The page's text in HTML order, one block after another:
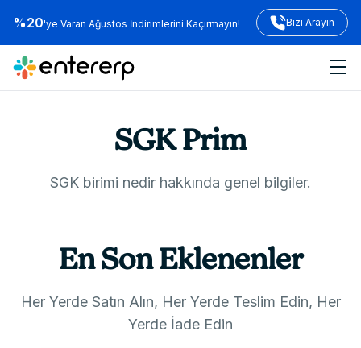
%20'ye Varan Ağustos İndirimlerini Kaçırmayın! Bizi Arayın
SGK Prim
SGK birimi nedir hakkında genel bilgiler.
En Son Eklenenler
Her Yerde Satın Alın, Her Yerde Teslim Edin, Her
Yerde İade Edin